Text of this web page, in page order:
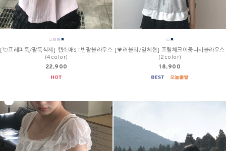
[💘프레피룩/팔뚝삭제] 캡소매ST반팔블라우스
(4color)
22,900
[💗러블리/일체형] 프릴체크이중나시블라우스
(2color)
18,900